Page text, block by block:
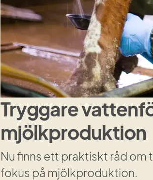
Tryggare
mjölkproduktion
Nu finns ett praktiskt råd
fokus på mjölkproduktion.